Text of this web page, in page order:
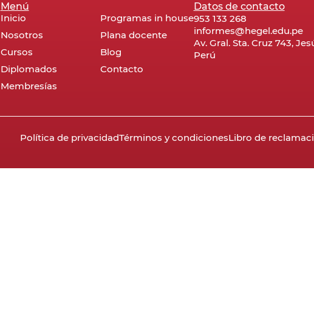
Menú
Inicio
Nosotros
Cursos
Diplomados
Membresías
Programas in house
Plana docente
Blog
Contacto
Datos de contacto
953 133 268
informes@hegel.edu.pe
Av. Gral. Sta. Cruz 743,
Perú
Política de privacidadTérminos y condicionesLibro de